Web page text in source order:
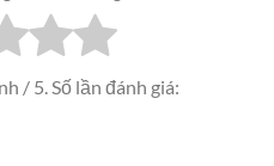
/ 5. Số lần đánh giá: